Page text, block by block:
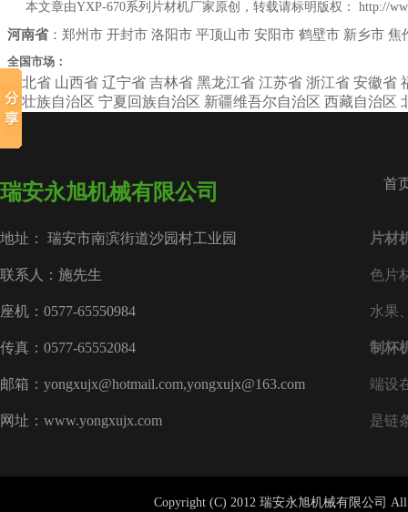
本文章由YXP-670系列片材机厂家原创，转载请标明版权： http://
河南省： 郑州市 开封市 洛阳市 平顶山市 安阳市 鹤壁市 新乡市 焦
全国市场：
河北省 山西省 辽宁省 吉林省 黑龙江省 江苏省 浙江省 安徽省
西壮族自治区 宁夏回族自治区 新疆维吾尔自治区 西藏自治区
瑞安永旭机械有限公司
地址： 瑞安市南滨街道沙园村工业园
联系人：施先生
座机：0577-65550984
传真：0577-65552084
邮箱：yongxujx@hotmail.com,yongxujx@163.com
网址：www.yongxujx.com
首
片材
色片
水果
制杯
端设
是链
Copyright (C) 2012 瑞安永旭机械有限公司 All